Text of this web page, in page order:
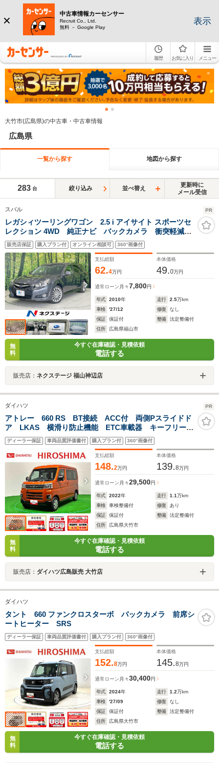
中古車情報カーセンサー
Recruit Co., Ltd.
無料 － Google Play
表示
履歴 お気に入り メニュー
大竹市(広島県)の中古車・中古車情報
広島県
一覧から探す 地図から探す
283 台 絞り込み 並べ替え
更新時に
メール受信
スバル PR
レガシィツーリングワゴン 2.5 i アイサイト スポーツセ
レクション 4WD 純正ナビ バックカメラ 衝突軽減
レーダークルーズ ドラレコ ETC HIDヘッド ハーフ
レザー 車線逸脱警報 スマートキー 純正革巻きステ
アリング ステアリングスイッチ 電動格納ミラー
販売店保証 購入プラン付 オンライン相談可 360°画像付
支払総額
62.4万円
本体価格
49.0万円
通常ローン 月々7,800円
年式 2010年 走行 2.5万km
車検
'27/12 修復
なし
保証
保証付 整備
法定整備付
住所
広島県福山市
無
料
今すぐ在庫確認・見積依頼
電話する
販売店： ネクステージ 福山神辺店
ダイハツ PR
アトレー 660 RS BT接続 ACC付 両側Pスライドド
ア LKAS 横滑り防止機能 ETC車載器 キーフリー
電動格納ドアミラー プッシュスタートスマートキー
LEDヘッドライト ターボエンジン ナビTV ABS
ディーラー保証 車両品質評価書付 購入プラン付 360°画像付
支払総額
148.2万円
本体価格
139.8万円
通常ローン 月々29,500円
年式 2022年 走行 1.1万km
車検
車検整備付 修復
あり
保証
保証付 整備
法定整備付
住所
広島県大竹市
無
料
今すぐ在庫確認・見積依頼
電話する
販売店： ダイハツ広島販売 大竹店
ダイハツ
タント 660 ファンクロスターボ バックカメラ 前席シ
ートヒーター SRS
ディーラー保証 車両品質評価書付 購入プラン付 360°画像付
支払総額
152.8万円
本体価格
145.8万円
通常ローン 月々30,400円
年式 2024年 走行 1.2万km
車検
'27/09 修復
なし
保証
保証付 整備
法定整備付
住所
広島県大竹市
無
料
今すぐ在庫確認・見積依頼
電話する